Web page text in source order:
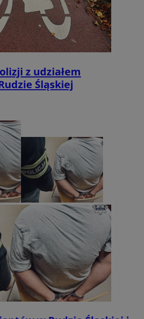
z udziałem
Śląskiej